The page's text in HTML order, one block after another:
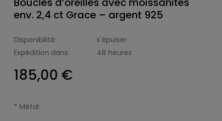
env. 2,4 ct Grace – argent 925
Disponibilité:
s'épuiser
Expédition dans:
48 heures
185,00 €
* Métal: